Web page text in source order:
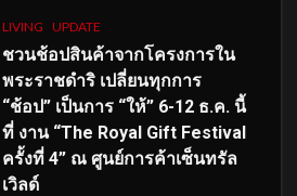
LIVING UPDATE
ชวนช้อปสินค้าจากโครงการใน
พระราชดำริ เปลี่ยนทุกการ
“ช้อป” เป็นการ “ให้” 6-12 ธ.ค. นี้
ที่ งาน “The Royal Gift Festival
ครั้งที่ 4” ณ ศูนย์การค้าเซ็นทรัล
เวิลด์